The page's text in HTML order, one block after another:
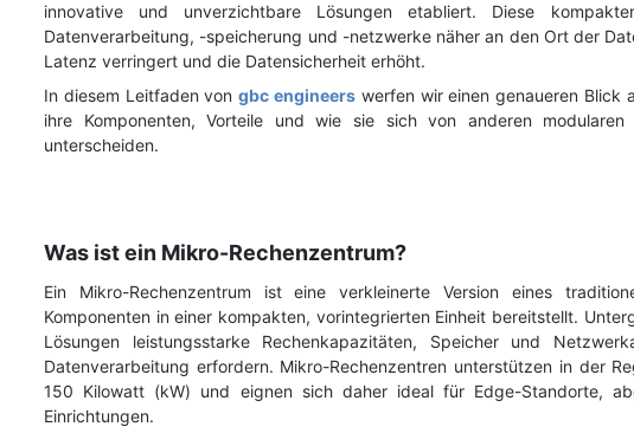
innovative und unverzichtbare Lösungen etabliert. Diese
Datenverarbeitung, -speicherung und -netzwerke näher an den Ort der
Latenz verringert und die Datensicherheit erhöht.
In diesem Leitfaden vongbc engineers werfen wir einen genaueren Blick
ihre Komponenten, Vorteile und wie sie sich von anderen modularen
unterscheiden.
Was ist ein Mikro-Rechenzentrum?
Ein Mikro-Rechenzentrum ist eine verkleinerte Version eines
Komponenten in einer kompakten, vorintegrierten Einheit bereitstellt.
Lösungen leistungsstarke Rechenkapazitäten, Speicher und
Datenverarbeitung erfordern. Mikro-Rechenzentren unterstützen in der
150 Kilowatt (kW) und eignen sich daher ideal für Edge-Standorte,
Einrichtungen.